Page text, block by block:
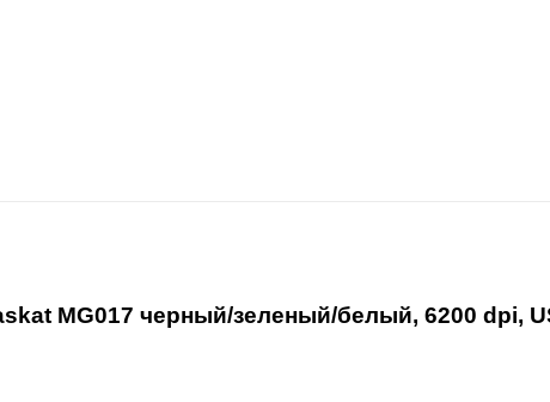
MG017 черный/зеленый/белый, 6200 dpi,